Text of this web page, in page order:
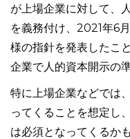
が上場企業に対して、
を義務付け、2021年6
様の指針を発表したこ
企業で人的資本開示の
特に上場企業などでは
ってくることを想定し
は必須となってくるか